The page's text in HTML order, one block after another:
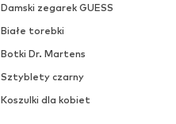
Damski zegarek GUESS
Białe torebki
Botki Dr. Martens
Sztyblety czarny
Koszulki dla kobiet